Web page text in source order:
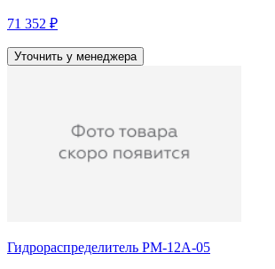
71 352 ₽
Уточнить у менеджера
Гидрораспределитель РМ-12А-05